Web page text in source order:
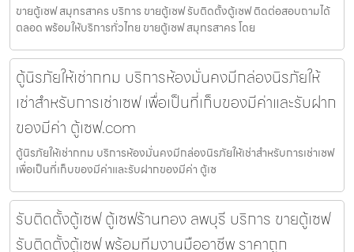
ขายตู้เซฟ สมุทรสาคร บริการ ขายตู้เซฟ รับติดตั้งตู้เซฟ ติดต่อสอบถามได้
ตลอด พร้อมให้บริการทั่วไทย ขายตู้เซฟ สมุทรสาคร โดย
ตู้นิรภัยให้เช่ากทม บริการห้องมั่นคงมีกล่องนิรภัยให้
เช่าสำหรับการเช่าเซฟ เพื่อเป็นที่เก็บของมีค่าและรับฝาก
ของมีค่า ตู้เซฟ.com
ตู้นิรภัยให้เช่ากทม บริการห้องมั่นคงมีกล่องนิรภัยให้เช่าสำหรับการเช่าเซฟ
เพื่อเป็นที่เก็บของมีค่าและรับฝากของมีค่า ตู้เซ
รับติดตั้งตู้เซฟ ตู้เซฟร้านทอง ลพบุรี บริการ ขายตู้เซฟ
รับติดตั้งตู้เซฟ พร้อมทีมงานมืออาชีพ ราคาถูก